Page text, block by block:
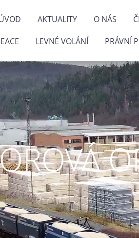
AKTUALITY O NÁS
LEVNÉ VOLÁNÍ PRÁVNÍ